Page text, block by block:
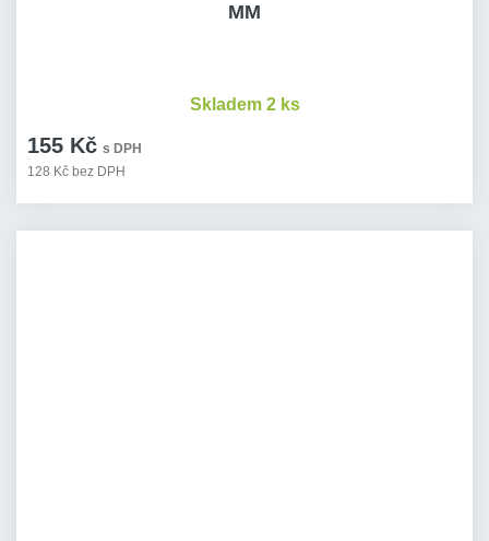
MM
155 Kč s DPH
128 Kč bez DPH
Skladem 2 ks